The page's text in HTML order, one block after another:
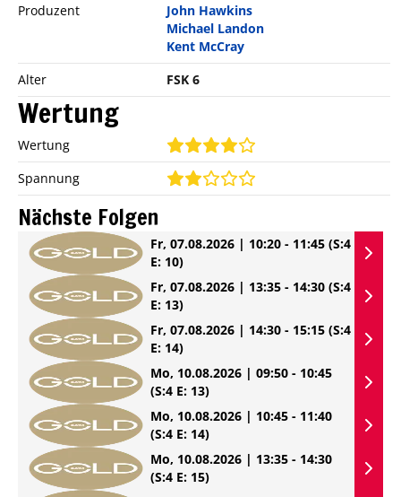
Produzent
John Hawkins
Michael Landon
Kent McCray
Alter
FSK 6
Wertung
Wertung
Spannung
Nächste Folgen
Fr, 07.08.2026 | 10:20 - 11:45 (S:4
E: 10)
Fr, 07.08.2026 | 13:35 - 14:30 (S:4
E: 13)
Fr, 07.08.2026 | 14:30 - 15:15 (S:4
E: 14)
Mo, 10.08.2026 | 09:50 - 10:45
(S:4 E: 13)
Mo, 10.08.2026 | 10:45 - 11:40
(S:4 E: 14)
Mo, 10.08.2026 | 13:35 - 14:30
(S:4 E: 15)